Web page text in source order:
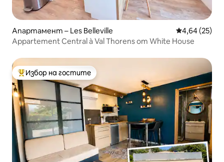
Апартамент – Les Belleville Средна
4,64 (25)
Appartement Central à Val Thorens от White House
Най-популярен избор на гостите
Избор на гостите